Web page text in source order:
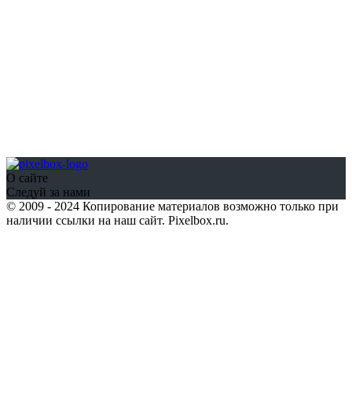
О сайте
Следуй за нами
© 2009 - 2024 Копирование материалов возможно только при
наличии ссылки на наш сайт. Pixelbox.ru.